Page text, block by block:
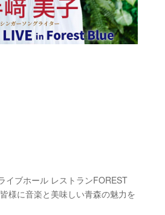
イブホール レストランFOREST
様に音楽と美味しい青森の魅力を